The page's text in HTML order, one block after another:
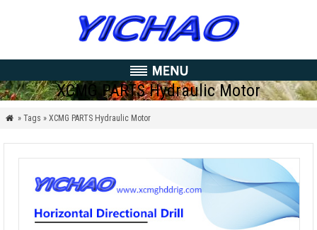
XCMG PARTS Hydraulic Motor
 » Tags » XCMG PARTS Hydraulic Motor